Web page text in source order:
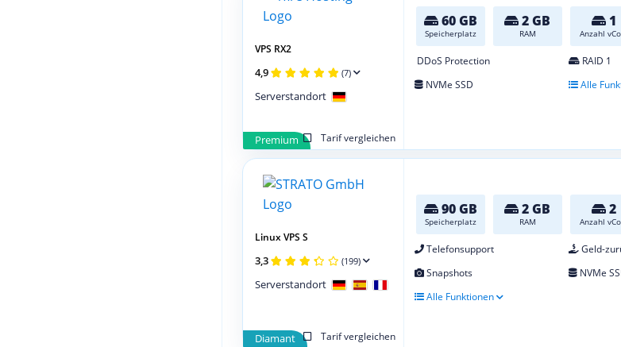
60 GB
Speicherplatz
2 GB
RAM
1
Anzahl
DDoS Protection
RAID 1
NVMe SSD
Alle
Premium Tarif vergleichen
VPS RX2
4,9 (7)
Serverstandort
90 GB
Speicherplatz
2 GB
RAM
2
Anzahl
Telefonsupport
Geld-
Snapshots
NVMe
Alle Funktionen
Diamant Tarif vergleichen
Linux VPS S
3,3 (199)
Serverstandort